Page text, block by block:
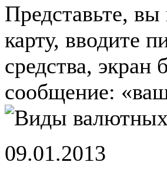
Представьте, вы
карту, вводите
средства, экран
сообщение:
09.01.2013